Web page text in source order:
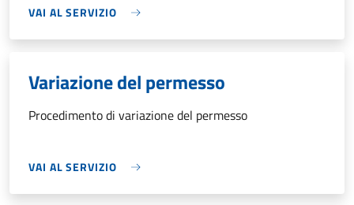
VAI AL SERVIZIO
Variazione del permesso
Procedimento di variazione del permesso
VAI AL SERVIZIO